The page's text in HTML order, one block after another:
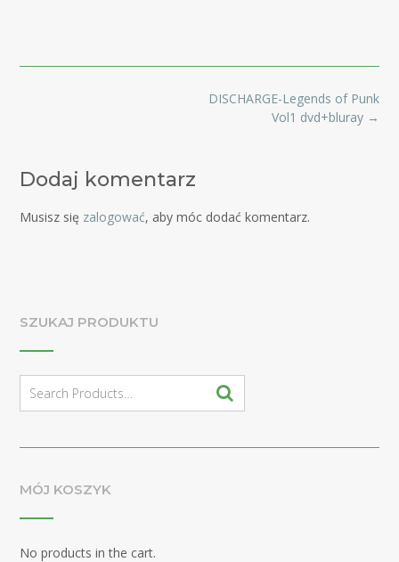
DISCHARGE-Legends of Punk
Vol1 dvd+bluray →
Dodaj komentarz
Musisz się zalogować, aby móc dodać komentarz.
SZUKAJ PRODUKTU
for:
MÓJ KOSZYK
No products in the cart.